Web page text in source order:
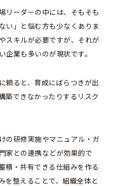
リーダーの中には、そもそも
い」と悩む方も少なくありま
スキルが必要ですが、それが
業も多いのが現状です。
頼ると、育成にばらつきが出
築できなかったりするリスク
の研修実施やマニュアル・ガ
家との連携などが効果的で
積・共有できる仕組みを作る
を整えることで、組織全体と